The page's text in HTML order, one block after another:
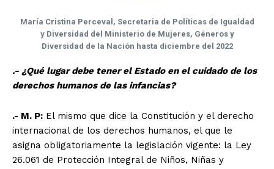
María Cristina Perceval, Secretaria de Políticas de Igualdad
y Diversidad del Ministerio de Mujeres, Géneros y
Diversidad de la Nación hasta diciembre del 2022
.- ¿Qué lugar debe tener el Estado en el cuidado de los
derechos humanos de las infancias?
.- M. P: El mismo que dice la Constitución y el derecho
internacional de los derechos humanos, el que le
asigna obligatoriamente la legislación vigente: la Ley
26.061 de Protección Integral de Niños, Niñas y